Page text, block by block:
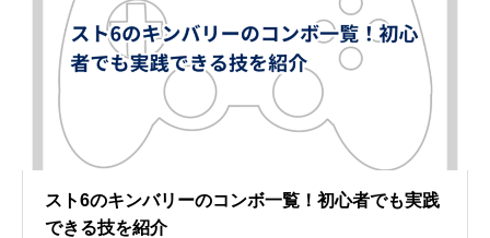
スト6のキンバリーのコンボ一覧！初心者でも実践
できる技を紹介